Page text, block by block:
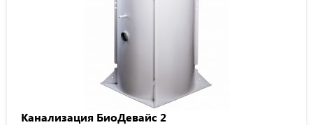
Канализация БиоДевайс 2